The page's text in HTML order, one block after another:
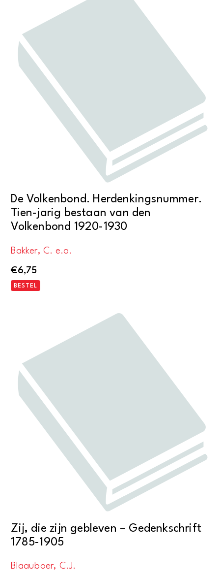
De Volkenbond. Herdenkingsnummer.
Tien-jarig bestaan van den
Volkenbond 1920-1930
Bakker, C. e.a.
€6,75
BESTEL
Zij, die zijn gebleven – Gedenkschrift
1785-1905
Blaauboer, C.J.